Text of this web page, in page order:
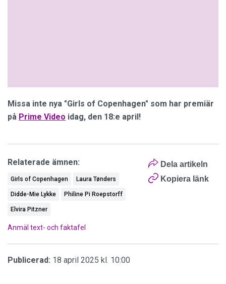
Missa inte nya "Girls of Copenhagen" som har premiär
på Prime Video idag, den 18:e april!
Dela artikeln
Kopiera länk
Relaterade ämnen:
Girls of Copenhagen Laura Tønders
Didde-Mie Lykke Philine Pi Roepstorff
Elvira Pitzner
Anmäl text- och faktafel
Publicerad: 18 april 2025 kl. 10:00